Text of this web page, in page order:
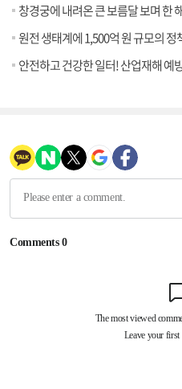
창경궁에 내려온 큰 보름달 보며 한
원전 생태계에 1,500억 원 규모의 정
안전하고 건강한 일터! 산업재해 예